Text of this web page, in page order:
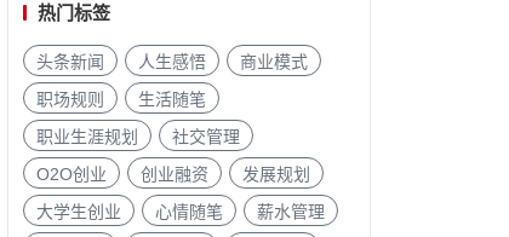
热门标签
头条新闻 人生感悟
商业模式
职场规则
生活随笔
职业生涯规划
社交管理
O2O创业
创业融资
发展规划
大学生创业
心情随笔
薪水管理